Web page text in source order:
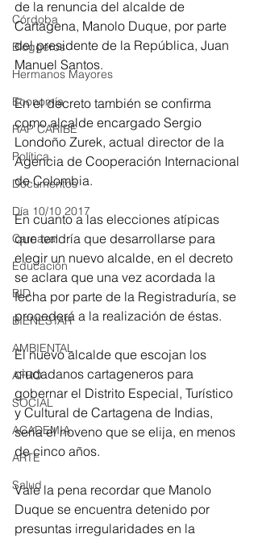
Córdoba
Bloggeros
Hermanos Mayores
Economía
RAP CARIBE
Política
Documentos
Día 10/10 2017
Carnaval
Educación
BID
BIENESTAR
AMBIENTAL
AFRO
SOCIAL
ACADEMIA
ARTE
Salud
de la renuncia del alcalde de
Cartagena, Manolo Duque, por parte
del presidente de la República, Juan
Manuel Santos.
En el decreto también se confirma
como alcalde encargado Sergio
Londoño Zurek, actual director de la
Agencia de Cooperación Internacional
de Colombia.
En cuanto a las elecciones atípicas
que tendría que desarrollarse para
elegir un nuevo alcalde, en el decreto
se aclara que una vez acordada la
fecha por parte de la Registraduría, se
procederá a la realización de éstas.
El nuevo alcalde que escojan los
ciudadanos cartageneros para
gobernar el Distrito Especial, Turístico
y Cultural de Cartagena de Indias,
sería el noveno que se elija, en menos
de cinco años.
Vale la pena recordar que Manolo
Duque se encuentra detenido por
presuntas irregularidades en la